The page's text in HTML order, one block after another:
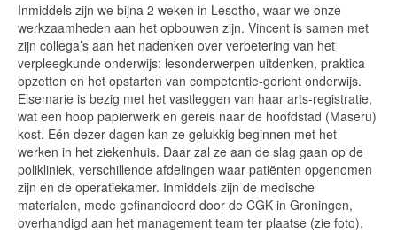
Inmiddels zijn we bijna 2 weken in Lesotho, waar we onze
werkzaamheden aan het opbouwen zijn. Vincent is samen met
zijn collega’s aan het nadenken over verbetering van het
verpleegkunde onderwijs: lesonderwerpen uitdenken, praktica
opzetten en het opstarten van competentie-gericht onderwijs.
Elsemarie is bezig met het vastleggen van haar arts-registratie,
wat een hoop papierwerk en gereis naar de hoofdstad (Maseru)
kost. Eén dezer dagen kan ze gelukkig beginnen met het
werken in het ziekenhuis. Daar zal ze aan de slag gaan op de
polikliniek, verschillende afdelingen waar patiënten opgenomen
zijn en de operatiekamer. Inmiddels zijn de medische
materialen, mede gefinancieerd door de CGK in Groningen,
overhandigd aan het management team ter plaatse (zie foto).